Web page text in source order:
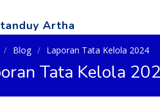
Artha
Blog Laporan Tata Kelola 2024
Tata Kelola